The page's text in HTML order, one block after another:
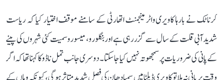
کرناٹک نے بارہا کاویری واٹر مینجمنٹ اتھارٹی کے سامنے موقف اختیار کیا کہ ریاست
شدید آبی قلت کے سال سے گزر رہی ہے اور بنگلورو، میسورو سمیت کئی شہروں کی پینے
کے پانی کی ضروریات پر سمجھوتہ نہیں کیا جا سکتا۔ دوسری جانب تمل ناڈو کا کہنا تھا کہ اگر